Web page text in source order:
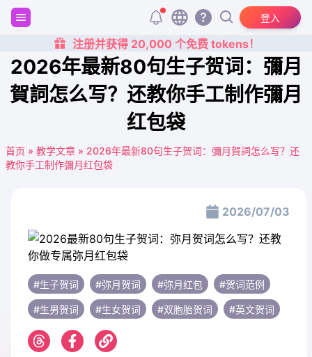
登入
注册并获得 20,000 个免费 tokens！
2026年最新80句生子贺词：彌月
賀詞怎么写？还教你手工制作彌月
红包袋
首页 » 教学文章 » 2026年最新80句生子贺词：彌月賀詞怎么写？还
教你手工制作彌月红包袋
2026/07/03
#生子贺词 #弥月贺词 #弥月红包 #贺词范例
#生男贺词 #生女贺词 #双胞胎贺词 #英文贺词